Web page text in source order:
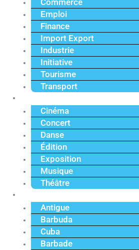
Commerce
Emploi
Finance
Import Export
Industrie
Initiative
Tourisme
Transport
Cinéma
Concert
Danse
Édition
Exposition
Musique
Théâtre
Antigue
Barbuda
Cuba
Barbade